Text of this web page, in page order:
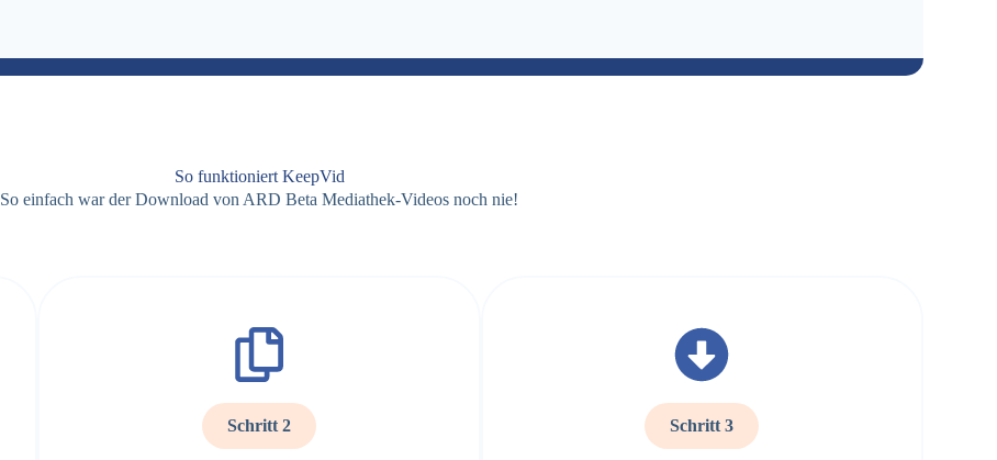
So funktioniert KeepVid
So einfach war der Download von ARD Beta Mediathek-Videos noch nie!
Schritt 2 Schritt 3